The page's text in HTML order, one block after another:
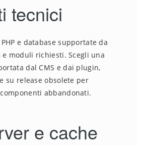
tecnici
e database supportate da
e moduli richiesti. Scegli una
dal CMS e dai plugin,
su release obsolete per
abbandonati.
e cache